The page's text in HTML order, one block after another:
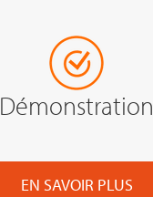
Démonstration
EN SAVOIR PLUS